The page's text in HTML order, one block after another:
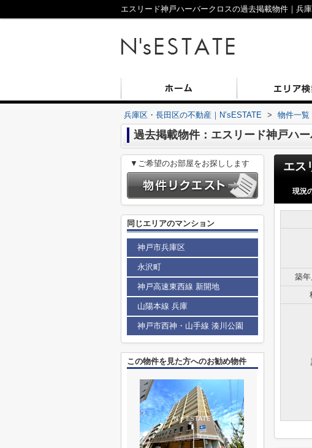
エスリード神戸ハーバークロスの過去掲載物件｜兵
兵庫区・長田区の不動産｜N’sESTATE > 物件一覧
過去掲載物件：エスリード神戸ハ
現況
築年
▼ご希望のお部屋をお探しします
同じエリアのマンション
神戸市兵庫区
永沢町
神戸高速東西線 新開地
山陽本線 兵庫
神戸市西神・山手線 湊川公園
この物件を見た方へのお勧め物件